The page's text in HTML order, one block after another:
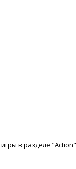
в разделе "Action"